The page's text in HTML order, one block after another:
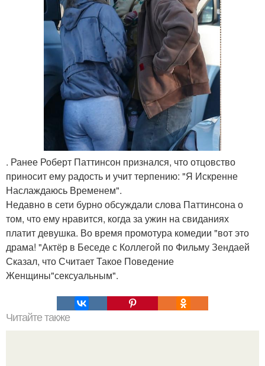
. Ранее Роберт Паттинсон признался, что отцовство
приносит ему радость и учит терпению: "Я Искренне
Наслаждаюсь Временем".
Недавно в сети бурно обсуждали слова Паттинсона о
том, что ему нравится, когда за ужин на свиданиях
платит девушка. Во время промотура комедии "вот это
драма! "Актёр в Беседе с Коллегой по Фильму Зендаей
Сказал, что Считает Такое Поведение
Женщины"сексуальным".
Читайте также